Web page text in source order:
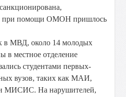
при помощи ОМОН пришлось
в МВД, около 14 молодых
в местное отделение
студентами первых-
вузов, таких как МАИ,
На нарушителей,